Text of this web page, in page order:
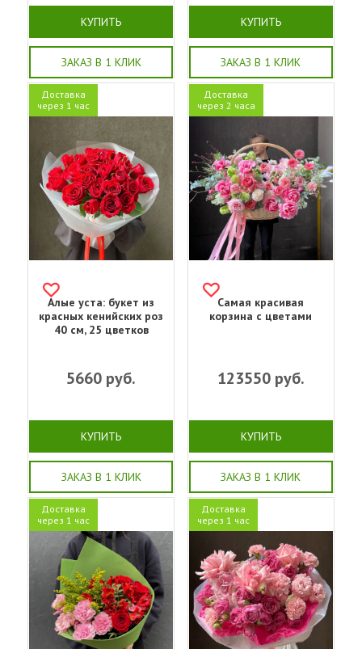
КУПИТЬ
ЗАКАЗ В 1 КЛИК
КУПИТЬ
ЗАКАЗ В 1 КЛИК
Доставка
через 1 час
Алые уста: букет из
красных кенийских роз
40 см, 25 цветков
5660 руб.
КУПИТЬ
ЗАКАЗ В 1 КЛИК
Доставка
через 2 часа
Самая красивая
корзина с цветами
123550руб.
КУПИТЬ
ЗАКАЗ В 1 КЛИК
Доставка
через 1 час
Доставка
через 1 час